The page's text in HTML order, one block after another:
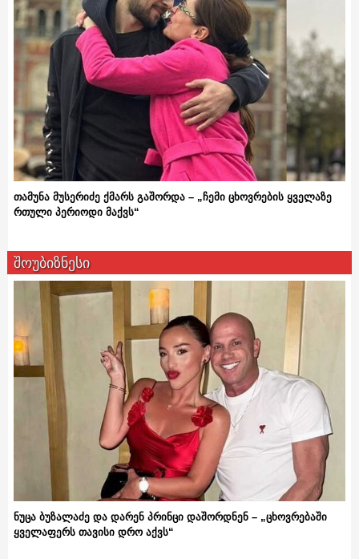
თამუნა მუსერიძე ქმარს გაშორდა – „ჩემი ცხოვრების ყველაზე
რთული პერიოდი მაქვს“
შოუბიზნესი
ნუცა ბუზალაძე და დარენ პრინცი დაშორდნენ – „ცხოვრებაში
ყველაფერს თავისი დრო აქვს“